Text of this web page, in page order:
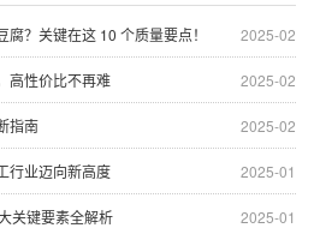
2025-02
？关键在这 10 个质量要点！
2025-02
高性价比不再难
2025-02
指南
2025-01
行业迈向新高度
2025-01
关键要素全解析